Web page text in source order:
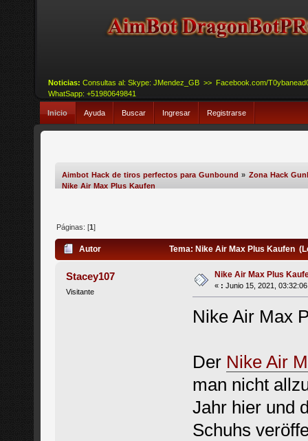
Noticias: Consultas al: Skype: JMendez_GB >> Facebook.com/
WhatSapp: +51980649841
Inicio Ayuda Buscar Ingresar Registrarse
Aimbot Hack de tiros perfectos para Gunbound » Zona Hack
Nike Air Max Plus Kaufen
Páginas: [1]
Autor Tema: Nike Air Max Plus Kaufen
Stacey107
Visitante
Nike Air Max Plus
« : Junio 15, 2021,
Nike Air Max
Der Nike Air
man nicht
Jahr hier und
Schuhs